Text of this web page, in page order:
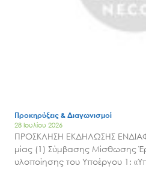
Προκηρύξεις & Διαγωνισμοί
28 Ιουλίου 2026
ΠΡΟΣΚΛΗΣΗ ΕΚΔΗΛΩΣΗΣ
μίας (1) Σύμβασης Μίσθωσης
υλοποίησης του Υποέργου 1: